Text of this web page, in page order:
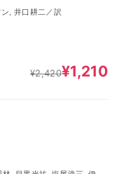
, 井口耕二／訳
¥2,420¥1,210